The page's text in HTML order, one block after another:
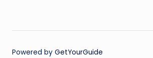
Powered by GetYourGuide